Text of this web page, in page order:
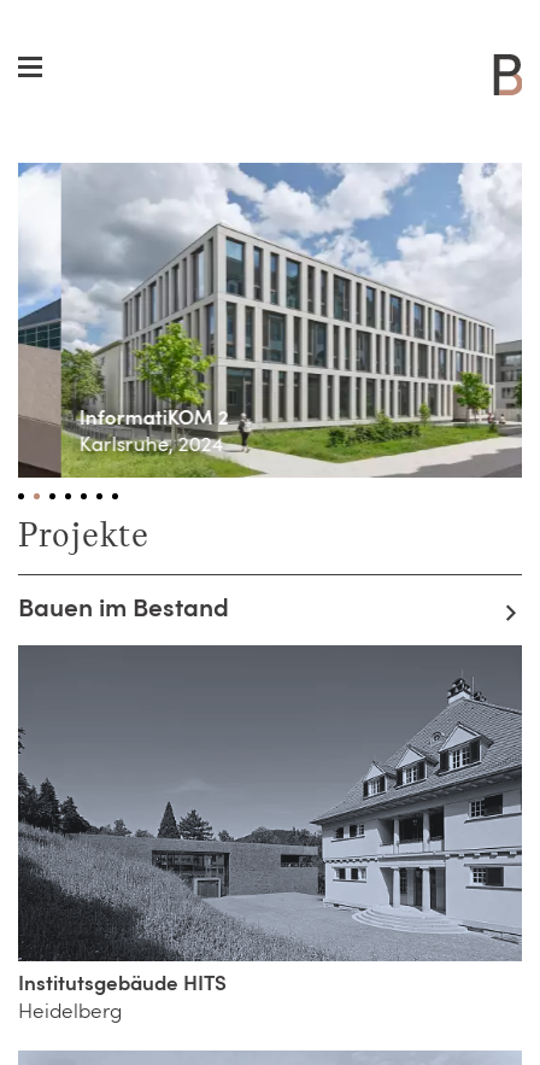
InformatiKOM 2
Karlsruhe, 2024
Projekte
Bauen im Bestand
Institutsgebäude HITS
Heidelberg